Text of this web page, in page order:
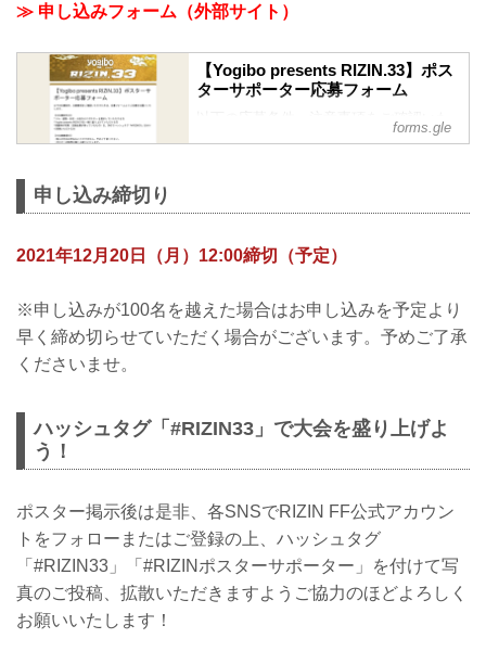
≫ 申し込みフォーム（外部サイト）
【Yogibo presents RIZIN.33】ポス
ターサポーター応募フォーム
以下の応募条件、注意事項をご確認いた
だけた方は、応募フォームよりご応募を
* Yogibo presents RIZIN.33を一緒に盛り
上げていただける方
の）を、SNSでハッシュタグ
「#RIZIN33」を付けて投稿いただける方
【※注意事項※】
す。
forms.gle
申し込み締切り
2021年12月20日（月）12:00締切（予定）
※申し込みが100名を越えた場合はお申し込みを予定より
早く締め切らせていただく場合がございます。予めご了承
くださいませ。
ハッシュタグ「#RIZIN33」で大会を盛り上げよ
う！
ポスター掲示後は是非、各SNSでRIZIN FF公式アカウン
トをフォローまたはご登録の上、ハッシュタグ
「#RIZIN33」「#RIZINポスターサポーター」を付けて写
真のご投稿、拡散いただきますようご協力のほどよろしく
お願いいたします！